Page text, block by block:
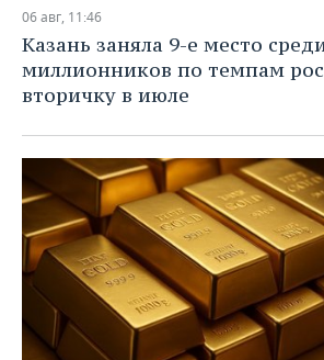
НЕФТЕХИМИЯ
НЕФТЬ
ОПК
ЭНЕРГЕТИКА
РОЗНИЧНАЯ ТОРГОВЛЯ
ТРАНСПОРТ
УСЛУГИ
НОВОСТИ ТЕХНОЛОГИЙ
IT
МЕДИА
ТЕЛЕКОММУНИКАЦИИ
МЕРОПРИЯТИЯ
НОВОСТИ МЕРОПРИЯТИЙ
ВЫЕЗДНАЯ РЕДАКЦИЯ
БИЗНЕС-БРАНЧИ
ONLINE-КОНФЕРЕНЦИИ
ОТКРЫТАЯ ЛЕКЦИЯ
СПОРТ
НОВОСТИ СПОРТА
ФУТБОЛ
ХОККЕЙ
БАСКЕТБОЛ
ВОЛЕЙБОЛ
ОБЩЕСТВО
НОВОСТИ ОБЩЕСТВА
ВЛАСТЬ
ИНФРАСТРУКТУРА
ИСТОРИЯ
ФОТОГАЛЕРЕЯ
СЮЖЕТЫ
СПРАВОЧНИК
СПИСОК ПЕРСОН
ПОЛНАЯ ВЕРСИЯ
06 авг, 11:46
Казань заняла 9-е место
миллионников по темпам
вторичку в июле